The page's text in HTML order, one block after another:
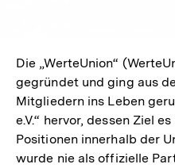
Die „WerteUnion“
gegründet und ging aus
Mitgliedern ins Leben
e.V.“ hervor, dessen Ziel
Positionen innerhalb der
wurde nie als offizielle